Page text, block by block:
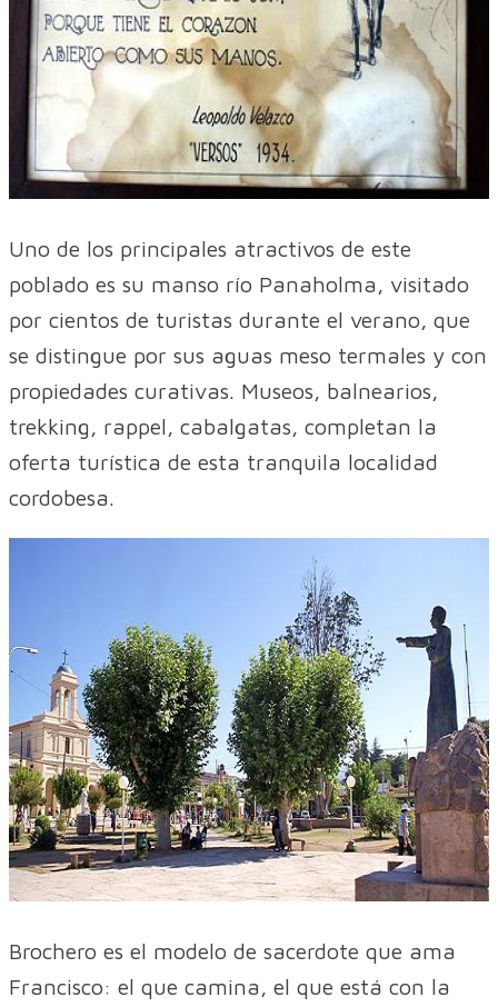
Uno de los principales atractivos de este
poblado es su manso río Panaholma, visitado
por cientos de turistas durante el verano, que
se distingue por sus aguas meso termales y con
propiedades curativas. Museos, balnearios,
trekking, rappel, cabalgatas, completan la
oferta turística de esta tranquila localidad
cordobesa.
Brochero es el modelo de sacerdote que ama
Francisco: el que camina, el que está con la